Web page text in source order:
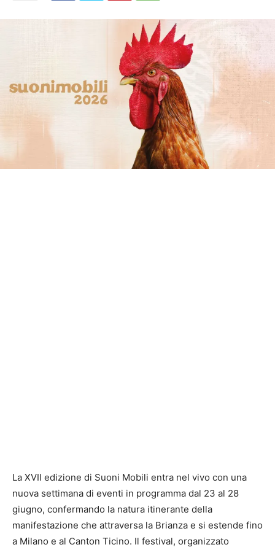
La XVII edizione di Suoni Mobili entra nel vivo con una
nuova settimana di eventi in programma dal 23 al 28
giugno, confermando la natura itinerante della
manifestazione che attraversa la Brianza e si estende fino
a Milano e al Canton Ticino. Il festival, organizzato